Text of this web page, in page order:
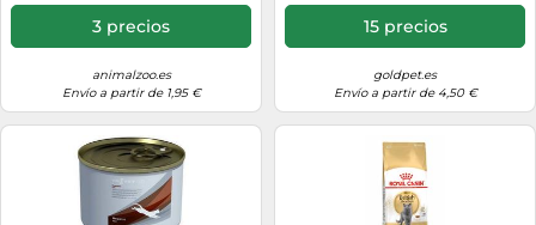
3 precios
animalzoo.es
Envío a partir de 1,95 €
15 precios
goldpet.es
Envío a partir de 4,50 €